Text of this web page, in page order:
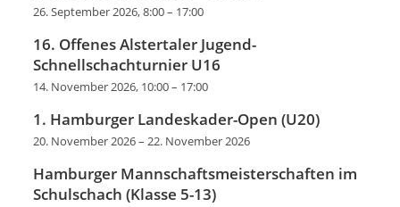
26. September 2026, 8:00– 17:00
16. Offenes Alstertaler Jugend-
Schnellschachturnier U16
14. November 2026, 10:00– 17:00
1. Hamburger Landeskader-Open (U20)
20. November 2026–22. November 2026
Hamburger Mannschaftsmeisterschaften im
Schulschach (Klasse 5-13)